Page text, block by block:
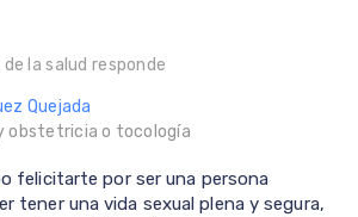
la salud responde
Quejada
obstetricia o tocología
felicitarte por ser una persona
tener una vida sexual plena y segura,